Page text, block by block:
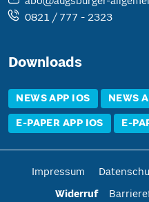
0821 / 777 - 2323
Downloads
NEWS APP IOS NEWS
E-PAPER APP IOS E-
Impressum
Widerruf